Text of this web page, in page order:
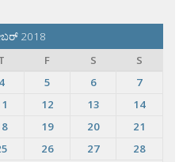
2018
F S
S
4 5 6
7
12 13
14
19 20
21
26 27
28